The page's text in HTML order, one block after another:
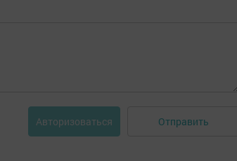
Авторизоваться Отправить